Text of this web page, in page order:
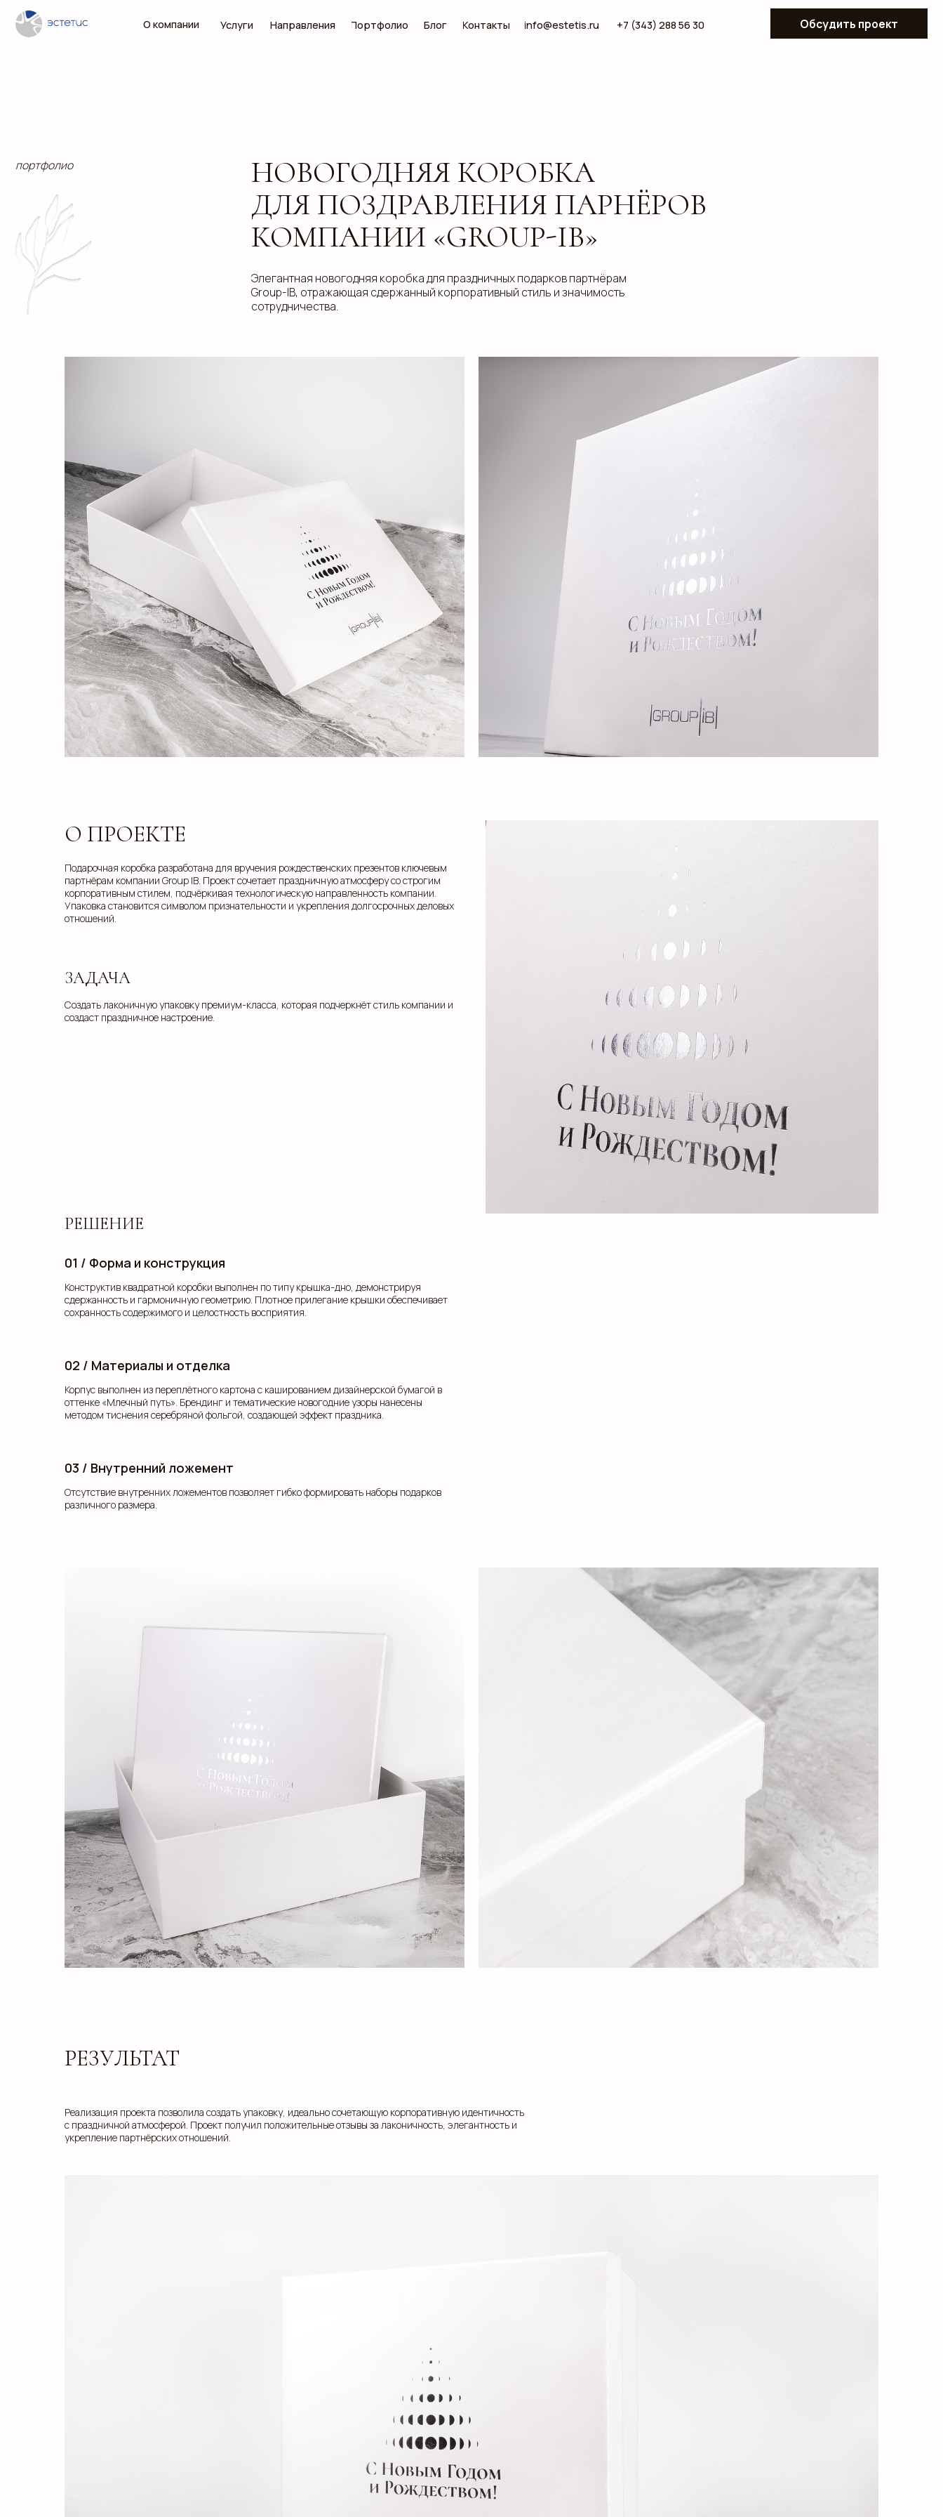
info@estetis.ru +7 (343) 288 56 30
Контакты
Блог
Портфолио
Направления
Услуги
О компании Обсудить проект
ДЛЯ ПОЗДРАВЛЕНИЯ ПАРНЁРОВ
КОМПАНИИ «GROUP-IB»
Элегантная новогодняя коробка для праздничных подарков партнёрам
сотрудничества.
О ПРОЕКТЕ
Подарочная коробка разработана для вручения рождественских презентов ключевым
партнёрам компании Group IB. Проект сочетает праздничную атмосферу со строгим
корпоративным стилем, подчёркивая технологическую направленность компании.
Упаковка становится символом признательности и укрепления долгосрочных деловых
отношений.
ЗАДАЧА
Создать лаконичную упаковку премиум-класса, которая подчеркнёт стиль компании и
создаст праздничное настроение.
РЕШЕНИЕ
01 / Форма и конструкция
Конструктив квадратной коробки выполнен по типу крышка-дно, демонстрируя
сдержанность и гармоничную геометрию. Плотное прилегание крышки обеспечивает
сохранность содержимого и целостность восприятия.
02 / Материалы и отделка
Корпус выполнен из переплётного картона с кашированием дизайнерской бумагой в
оттенке «Млечный путь». Брендинг и тематические новогодние узоры нанесены
методом тиснения серебряной фольгой, создающей эффект праздника.
03 / Внутренний ложемент
Отсутствие внутренних ложементов позволяет гибко формировать наборы подарков
различного размера.
РЕЗУЛЬТАТ
Реализация проекта позволила создать упаковку, идеально сочетающую корпоративную идентичность
с праздничной атмосферой. Проект получил положительные отзывы за лаконичность, элегантность и
укрепление партнёрских отношений.